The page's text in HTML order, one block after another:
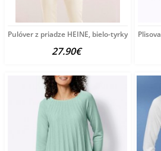
Pulóver z priadze HEINE, bielo-tyrkysový
27.90€